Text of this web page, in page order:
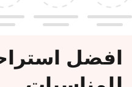
افضل